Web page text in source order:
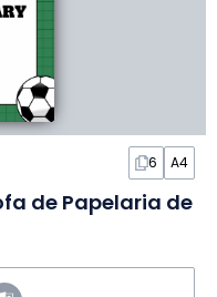
6 A4
de Papelaria de